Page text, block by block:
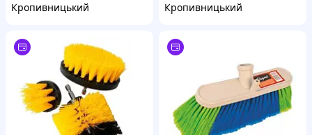
Кропивницький
Кропивницький